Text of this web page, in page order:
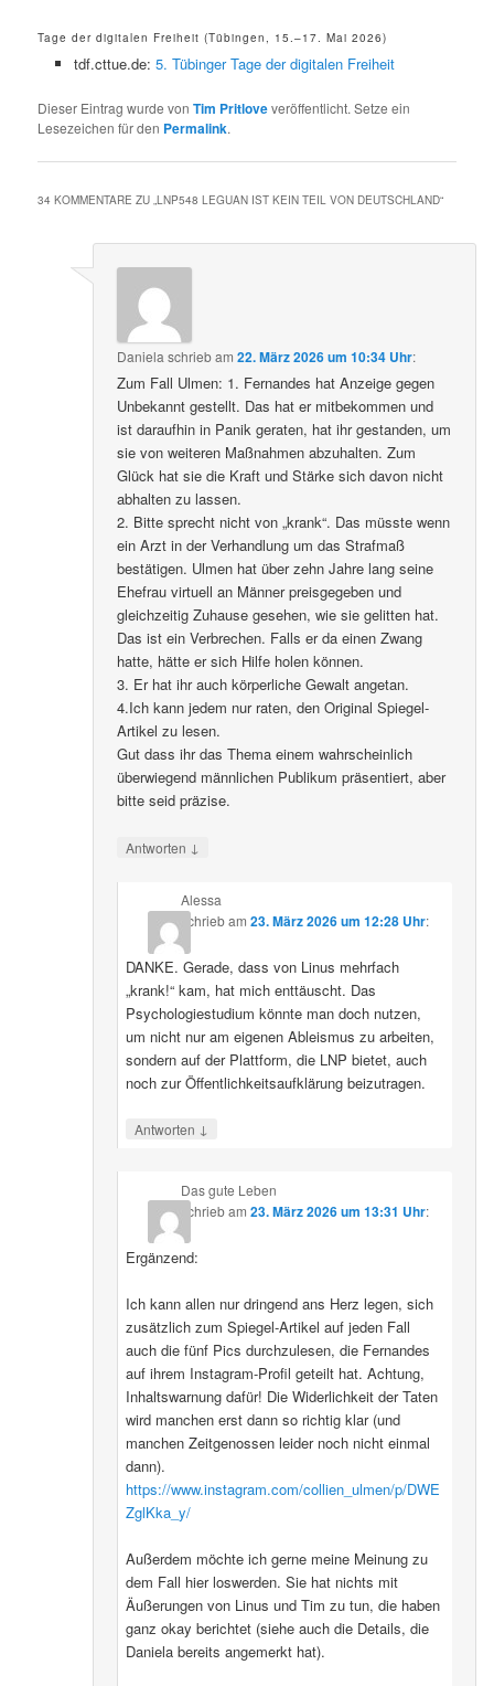
Tage der digitalen Freiheit (Tübingen, 15.–17. Mai 2026)
tdf.cttue.de: 5. Tübinger Tage der digitalen Freiheit
Dieser Eintrag wurde vonTim Pritloveveröffentlicht. Setze ein
Lesezeichen für den Permalink.
34 KOMMENTARE ZU „LNP548 LEGUAN IST KEIN TEIL VON DEUTSCHLAND“
Daniela schriebam22. März 2026 um 10:34 Uhr:
Zum Fall Ulmen: 1. Fernandes hat Anzeige gegen
Unbekannt gestellt. Das hat er mitbekommen und
ist daraufhin in Panik geraten, hat ihr gestanden, um
sie von weiteren Maßnahmen abzuhalten. Zum
Glück hat sie die Kraft und Stärke sich davon nicht
abhalten zu lassen.
2. Bitte sprecht nicht von „krank“. Das müsste wenn
ein Arzt in der Verhandlung um das Strafmaß
bestätigen. Ulmen hat über zehn Jahre lang seine
Ehefrau virtuell an Männer preisgegeben und
gleichzeitig Zuhause gesehen, wie sie gelitten hat.
Das ist ein Verbrechen. Falls er da einen Zwang
hatte, hätte er sich Hilfe holen können.
3. Er hat ihr auch körperliche Gewalt angetan.
4.Ich kann jedem nur raten, den Original Spiegel-
Artikel zu lesen.
Gut dass ihr das Thema einem wahrscheinlich
überwiegend männlichen Publikum präsentiert, aber
bitte seid präzise.
Antworten ↓
Alessa
schriebam 23. März 2026 um 12:28 Uhr:
DANKE. Gerade, dass von Linus mehrfach
„krank!“ kam, hat mich enttäuscht. Das
Psychologiestudium könnte man doch nutzen,
um nicht nur am eigenen Ableismus zu arbeiten,
sondern auf der Plattform, die LNP bietet, auch
noch zur Öffentlichkeitsaufklärung beizutragen.
Antworten ↓
Das gute Leben
schriebam 23. März 2026 um 13:31 Uhr:
Ergänzend:
Ich kann allen nur dringend ans Herz legen, sich
zusätzlich zum Spiegel-Artikel auf jeden Fall
auch die fünf Pics durchzulesen, die Fernandes
auf ihrem Instagram-Profil geteilt hat. Achtung,
Inhaltswarnung dafür! Die Widerlichkeit der Taten
wird manchen erst dann so richtig klar (und
manchen Zeitgenossen leider noch nicht einmal
dann).
https://www.instagram.com/collien_ulmen/p/DWE
ZglKka_y/
Außerdem möchte ich gerne meine Meinung zu
dem Fall hier loswerden. Sie hat nichts mit
Äußerungen von Linus und Tim zu tun, die haben
ganz okay berichtet (siehe auch die Details, die
Daniela bereits angemerkt hat).